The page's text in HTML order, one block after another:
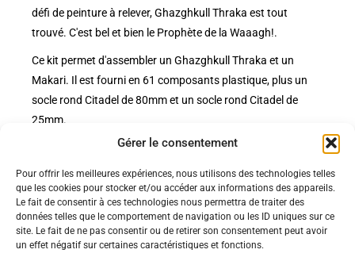
Gérer le consentement
Pour offrir les meilleures expériences, nous utilisons des technologies telles
que les cookies pour stocker et/ou accéder aux informations des appareils.
Le fait de consentir à ces technologies nous permettra de traiter des
données telles que le comportement de navigation ou les ID uniques sur ce
site. Le fait de ne pas consentir ou de retirer son consentement peut avoir
un effet négatif sur certaines caractéristiques et fonctions.
défi de peinture à relever, Ghazghkull Thraka est tout
trouvé. C'est bel et bien le Prophète de la Waaagh!.
Ce kit permet d'assembler un Ghazghkull Thraka et un
Makari. Il est fourni en 61 composants plastique, plus un
socle rond Citadel de 80mm et un socle rond Citadel de
25mm.
Nos pages
Nos évènements
Nous contacter
Politiques
Politique de confidentialité
Nos conditions de vente et livraison
Code de conduite